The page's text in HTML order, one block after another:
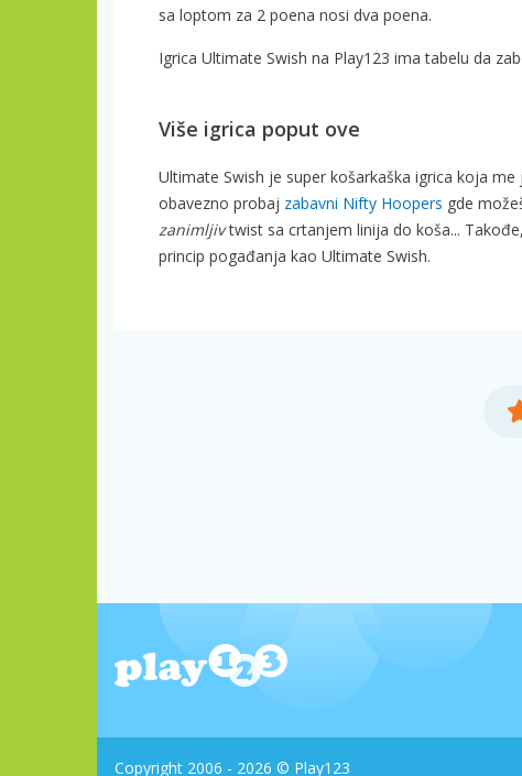
sa loptom za 2 poena nosi dva poena.
Igrica Ultimate Swish na Play123 ima tabelu da
Više igrica poput ove
Ultimate Swish je super košarkaška igrica koja
obavezno probaj zabavni Nifty Hoopers gde
zanimljivtwist sa crtanjem linija do koša...
princip pogađanja kao Ultimate Swish.
Copyright 2006 - 2026 © Play123